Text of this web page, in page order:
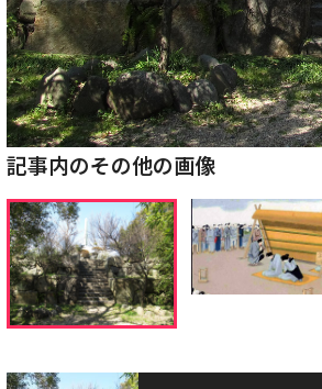
記事内のその他の画像